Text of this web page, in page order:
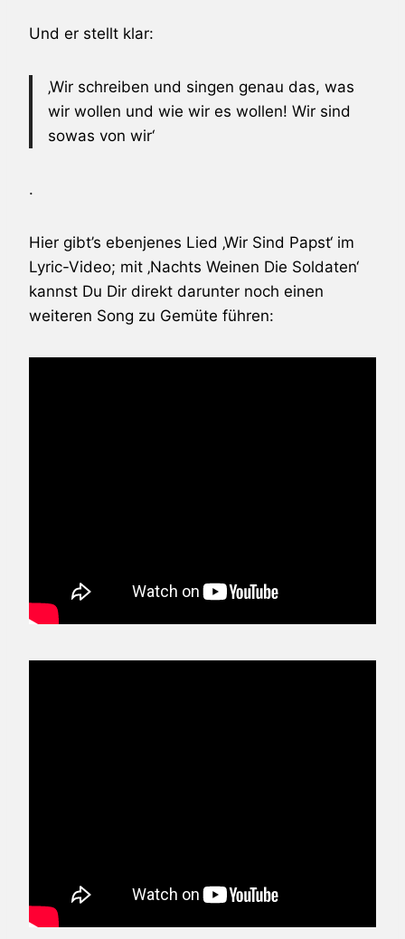
Und er stellt klar:
‚Wir schreiben und singen genau das, was
wir wollen und wie wir es wollen! Wir sind
sowas von wir‘
.
Hier gibt’s ebenjenes Lied ‚Wir Sind Papst‘ im
Lyric-Video; mit ‚Nachts Weinen Die Soldaten‘
kannst Du Dir direkt darunter noch einen
weiteren Song zu Gemüte führen: